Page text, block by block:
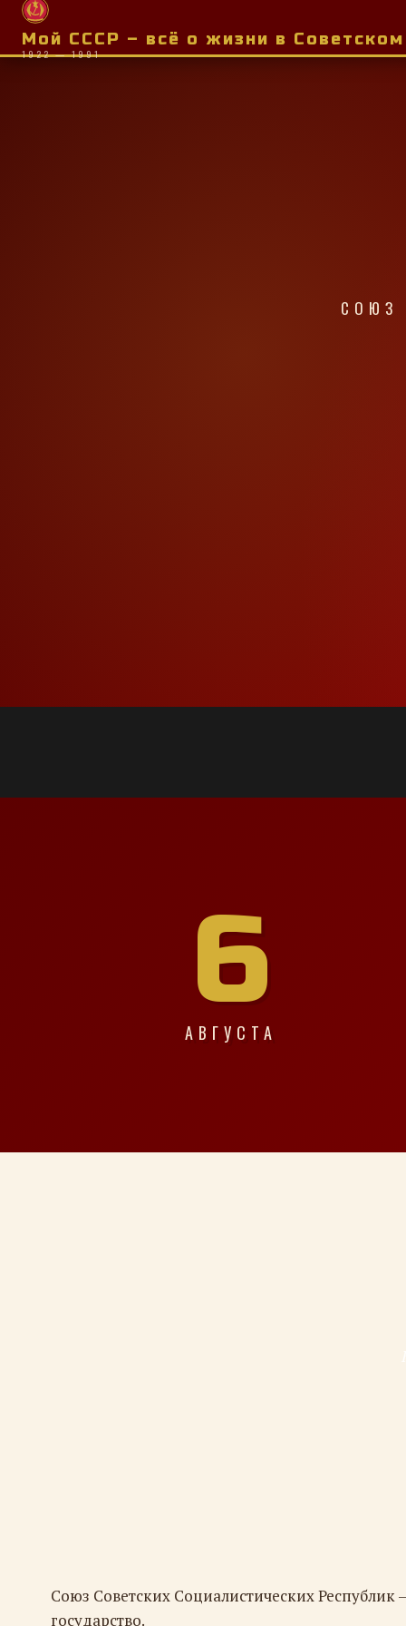
Мой СССР – всё о жизни в
1922 — 1991
СОЮЗ
6
АВГУСТА
Союз Советских Социалистических Республик
государство.